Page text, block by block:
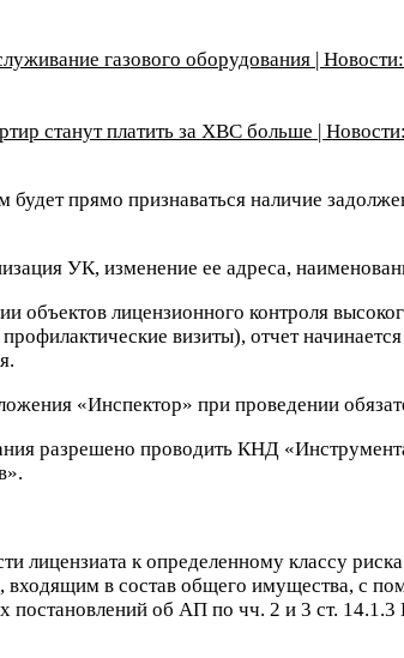
газового оборудования |
станут платить за ХВС больше |
прямо признаваться наличие
УК, изменение ее адреса,
лицензионного контроля
визиты), отчет
«Инспектор» при проведении
разрешено проводить КНД
лицензиата к определенному классу
в состав общего имущества, с
постановлений об АП по чч. 2 и 3 ст.